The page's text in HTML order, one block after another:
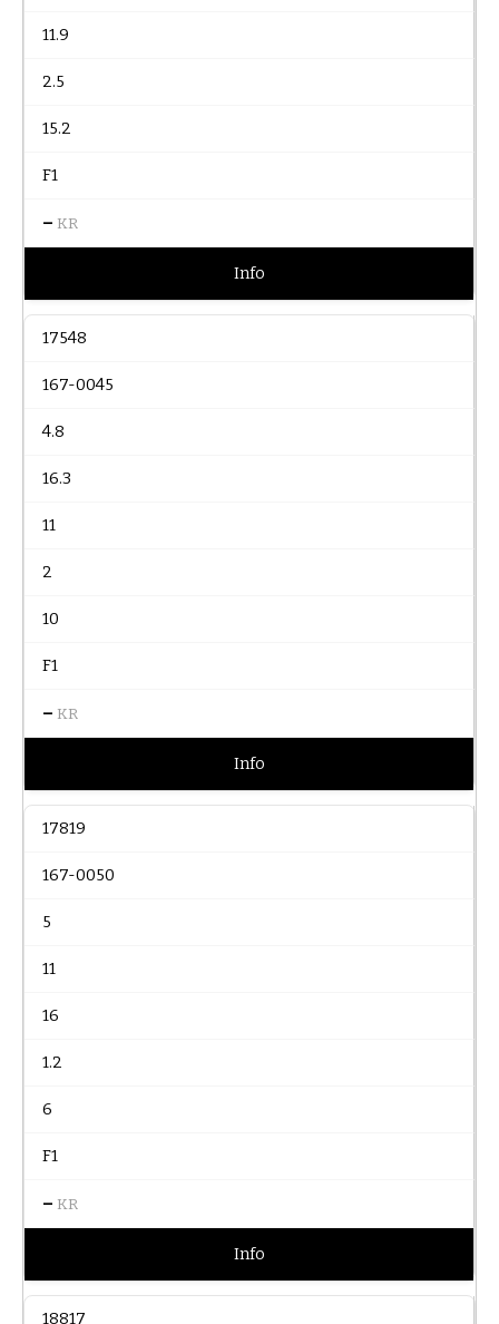
11.9
2.5
15.2
F1
– KR
Info
17548
167-0045
4.8
16.3
11
2
10
F1
– KR
Info
17819
167-0050
5
11
16
1.2
6
F1
– KR
Info
18817